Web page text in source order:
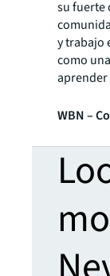
su fuerte
y trabajo
como
aprender
WBN –